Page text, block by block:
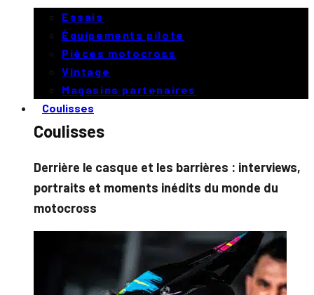
Essais
Équipements pilote
Pièces motocross
Vintage
Magasins partenaires
Coulisses
Coulisses
Derrière le casque et les barrières : interviews,
portraits et moments inédits du monde du
motocross